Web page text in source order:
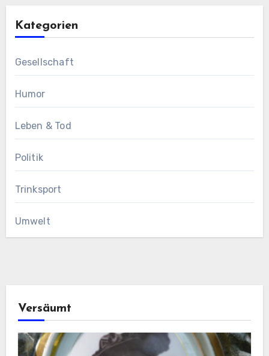
Kategorien
Gesellschaft
Humor
Leben & Tod
Politik
Trinksport
Umwelt
Versäumt